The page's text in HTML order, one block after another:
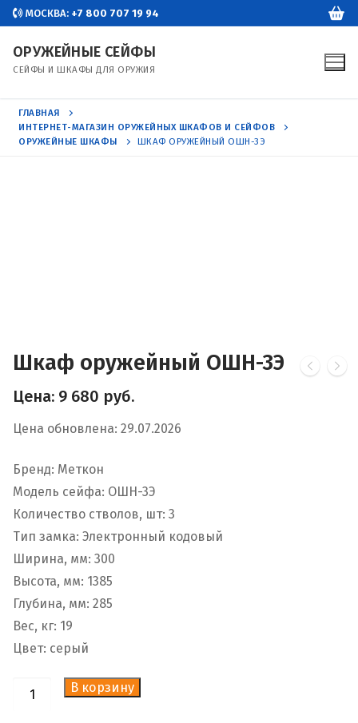
Перейти
содержимому
МОСКВА: +7 800 707 19 94
ОРУЖЕЙНЫЕ СЕЙФЫ
СЕЙФЫ И ШКАФЫ ДЛЯ ОРУЖИЯ
ГЛАВНАЯ
ИНТЕРНЕТ-МАГАЗИН ОРУЖЕЙНЫХ ШКАФОВ И СЕЙФОВ
ОРУЖЕЙНЫЕ ШКАФЫ
ШКАФ ОРУЖЕЙНЫЙ ОШН-3Э
Шкаф оружейный ОШН-3Э
Цена: 9 680 руб.
Цена обновлена: 29.07.2026
Бренд: Меткон
Модель сейфа: ОШН-3Э
Количество стволов, шт: 3
Тип замка: Электронный кодовый
Ширина, мм: 300
Высота, мм: 1385
Глубина, мм: 285
Вес, кг: 19
Цвет: серый
КоличествоВ корзину